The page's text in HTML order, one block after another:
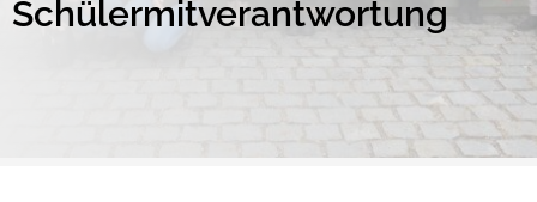
Schülermitverantwortung